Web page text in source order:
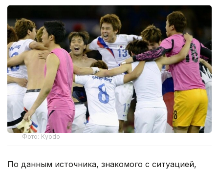
Фото: Kyodo
По данным источника, знакомого с ситуацией,